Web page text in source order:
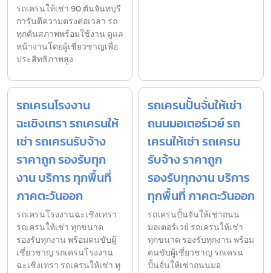
รถเครนให้เช่า 90 ตันจันทบุรี
การันตีความตรงต่อเวลา รถ
ทุกคันสภาพพร้อมใช้งาน ดูแล
หน้างานโดยผู้เชี่ยวชาญเพื่อ
ประสิทธิภาพสูง
รถเครนโรงงาน
ฉะเชิงเทรา รถเครนให้
เช่า รถเครนรับจ้าง
ราคาถูก รองรับทุก
งาน บริการ ทุกพื้นที่
ภาคตะวันออก
รถเครนโรงงานฉะเชิงเทรา
รถเครนให้เช่า ทุกขนาด
รองรับทุกงาน พร้อมคนขับผู้
เชี่ยวชาญ รถเครนโรงงาน
ฉะเชิงเทรา รถเครนให้เช่า ทุ
รถเครนปั้นจั่นให้เช่า
ถนนมอเตอร์เวย์ รถ
เครนให้เช่า รถเครน
รับจ้าง ราคาถูก
รองรับทุกงาน บริการ
ทุกพื้นที่ ภาคตะวันออก
รถเครนปั้นจั่นให้เช่าถนน
มอเตอร์เวย์ รถเครนให้เช่า
ทุกขนาด รองรับทุกงาน พร้อม
คนขับผู้เชี่ยวชาญ รถเครน
ปั้นจั่นให้เช่าถนนมอ